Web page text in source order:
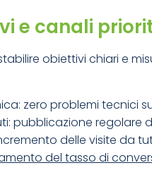
e canali
obiettivi chiari e
zero problemi tecnici
pubblicazione regolare
delle visite da
del tasso di